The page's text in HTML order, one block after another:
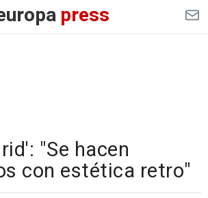
press
"Se hacen
con estética retro"